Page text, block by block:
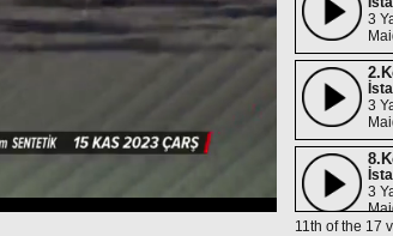
3
3
3
11th of the 17